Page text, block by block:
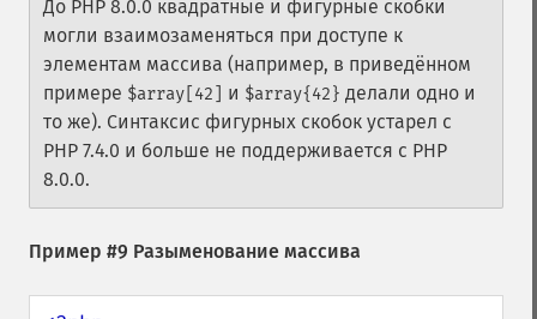
До PHP 8.0.0 квадратные и фигурные скобки
могли взаимозаменяться при доступе к
элементам массива (например, в приведённом
примере $array[42] и $array{42} делали одно и
то же). Синтаксис фигурных скобок устарел с
PHP 7.4.0 и больше не поддерживается с PHP
8.0.0.
Пример #9 Разыменование массива